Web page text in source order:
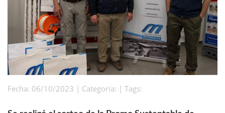
Fecha: 06/10/2023 | Categoría: | Tags: